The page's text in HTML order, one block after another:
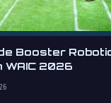
Booster
WAIC 2026